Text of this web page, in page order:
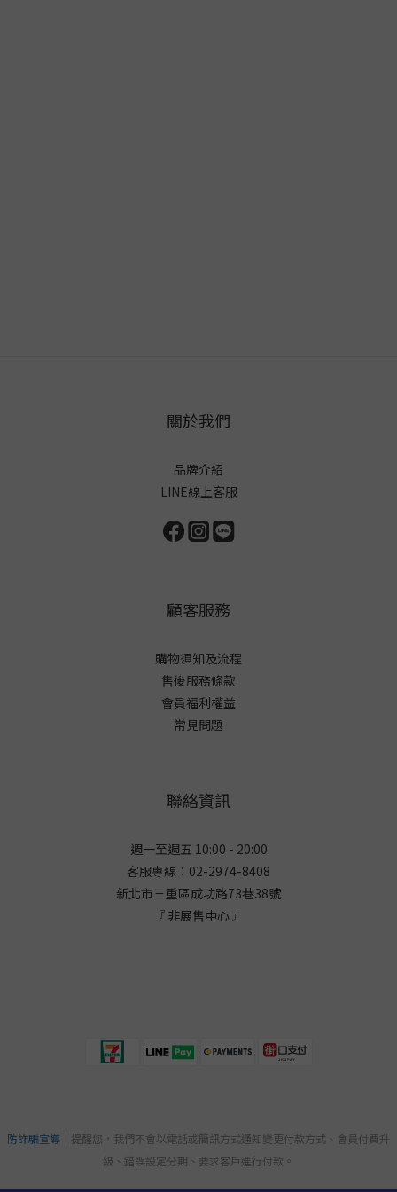
關於我們
品牌介紹
LINE線上客服
顧客服務
購物須知及流程
售後服務條款
會員福利權益
常見問題
聯絡資訊
週一至週五 10:00 - 20:00
客服專線：02-2974-8408
新北市三重區成功路73巷38號
『 非展售中心 』
防詐騙宣導 ｜提醒您，我們不會以電話或簡訊方式通知變更付款方式、會員付費升
級、錯誤設定分期、要求客戶進行付款。